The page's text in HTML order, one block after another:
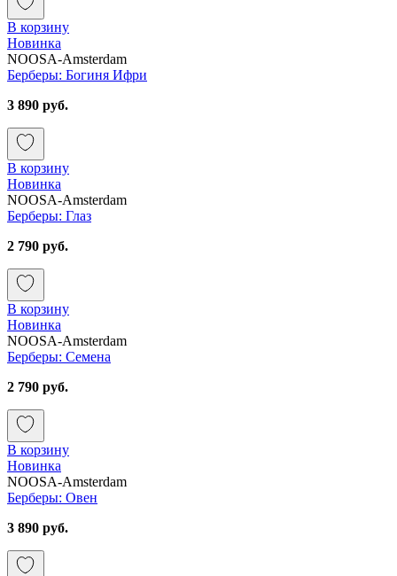
В корзину
Новинка
NOOSA-Amsterdam
Берберы: Богиня Ифри
3 890 руб.
В корзину
Новинка
NOOSA-Amsterdam
Берберы: Глаз
2 790 руб.
В корзину
Новинка
NOOSA-Amsterdam
Берберы: Семена
2 790 руб.
В корзину
Новинка
NOOSA-Amsterdam
Берберы: Овен
3 890 руб.